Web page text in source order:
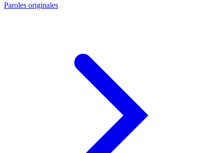
Paroles originales